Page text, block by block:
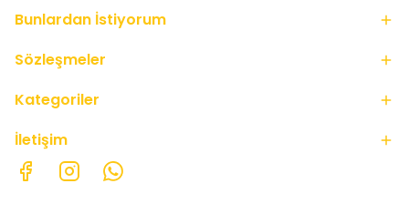
Bunlardan İstiyorum
Sözleşmeler
Kategoriler
İletişim